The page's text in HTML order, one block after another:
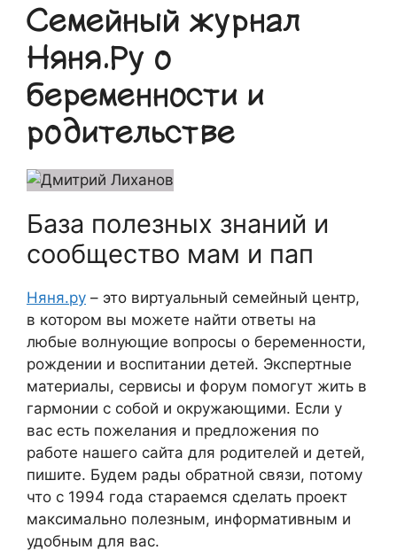
Семейный журнал
Няня.Ру о
беременности и
родительстве
База полезных знаний и
сообщество мам и пап
Няня.ру – это виртуальный семейный центр,
в котором вы можете найти ответы на
любые волнующие вопросы о беременности,
рождении и воспитании детей. Экспертные
материалы, сервисы и форум помогут жить в
гармонии с собой и окружающими. Если у
вас есть пожелания и предложения по
работе нашего сайта для родителей и детей,
пишите. Будем рады обратной связи, потому
что c 1994 года стараемся сделать проект
максимально полезным, информативным и
удобным для вас.